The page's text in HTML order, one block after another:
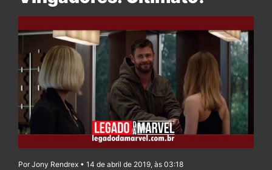
Por Jony Rendrex • 14 de abril de 2019, às 03:18